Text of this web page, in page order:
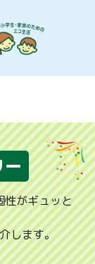
性がギュッと
します。